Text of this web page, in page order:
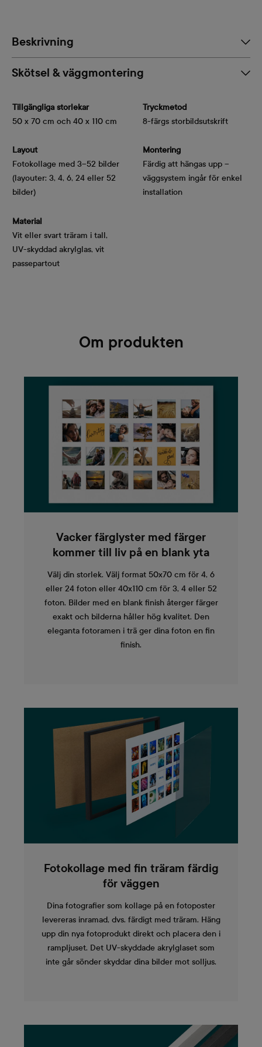
Beskrivning
Skötsel & väggmontering
Tillgängliga storlekar
50 x 70 cm och 40 x 110 cm
Layout
Fotokollage med 3–52 bilder
(layouter: 3, 4, 6, 24 eller 52
bilder)
Material
Vit eller svart träram i tall,
UV-skyddad akrylglas, vit
passepartout
Tryckmetod
8-färgs storbildsutskrift
Montering
Färdig att hängas upp –
väggsystem ingår för enkel
installation
Om produkten
Vacker färglyster med färger
kommer till liv på en blank yta
Välj din storlek. Välj format 50x70 cm för 4, 6
eller 24 foton eller 40x110 cm för 3, 4 eller 52
foton. Bilder med en blank finish återger färger
exakt och bilderna håller hög kvalitet. Den
eleganta fotoramen i trä ger dina foton en fin
finish.
Fotokollage med fin träram färdig
för väggen
Dina fotografier som kollage på en fotoposter
levereras inramad, dvs. färdigt med träram. Häng
upp din nya fotoprodukt direkt och placera den i
rampljuset. Det UV-skyddade akrylglaset som
inte går sönder skyddar dina bilder mot solljus.